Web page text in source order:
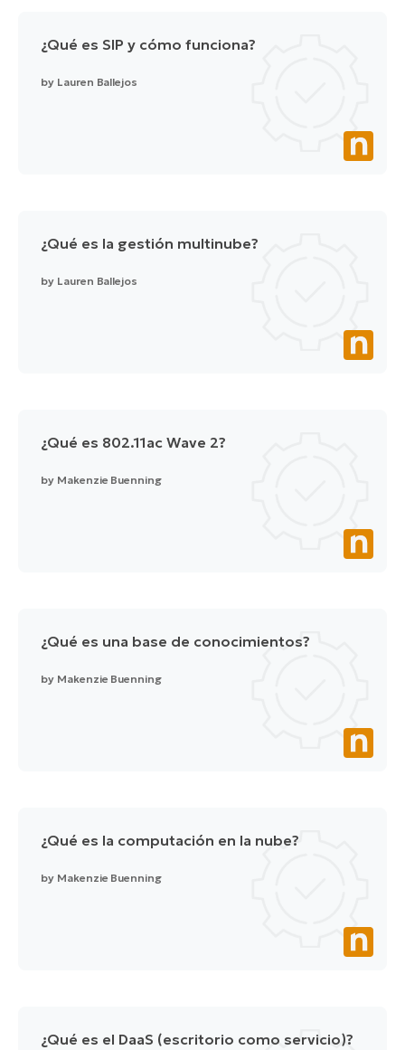
¿Qué es SIP y cómo funciona?
by Lauren Ballejos
¿Qué es la gestión multinube?
by Lauren Ballejos
¿Qué es 802.11ac Wave 2?
by Makenzie Buenning
¿Qué es una base de conocimientos?
by Makenzie Buenning
¿Qué es la computación en la nube?
by Makenzie Buenning
¿Qué es el DaaS (escritorio como servicio)?